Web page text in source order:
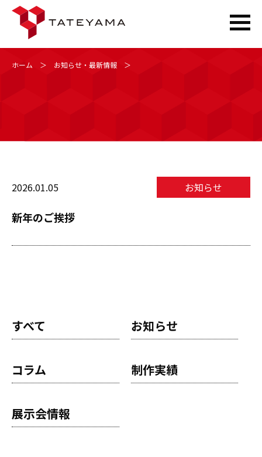
ホーム ＞ お知らせ・最新情報 ＞
2026.01.05 お知らせ
新年のご挨拶
すべて お知らせ
コラム 制作実績
展示会情報